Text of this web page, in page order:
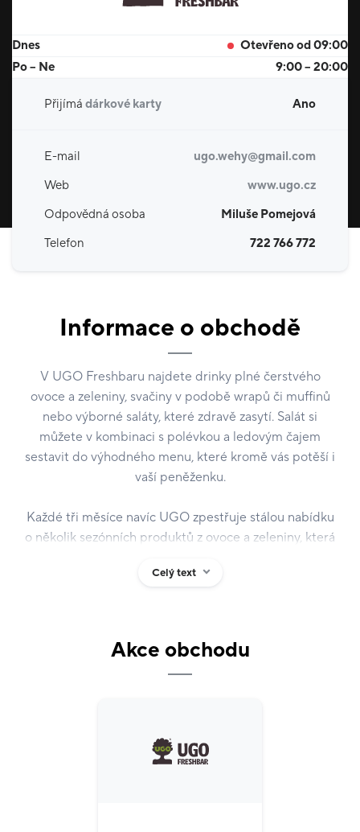
Dnes
Otevřeno od 09:00
Po – Ne
9:00 – 20:00
Přijímá dárkové karty Ano
E-mail
ugo.wehy@gmail.com
Web
www.ugo.cz
Odpovědná osoba
Miluše Pomejová
Telefon
722 766 772
Informace o obchodě
V UGO Freshbaru najdete drinky plné čerstvého
ovoce a zeleniny, svačiny v podobě wrapů či muffinů
nebo výborné saláty, které zdravě zasytí. Salát si
můžete v kombinaci s polévkou a ledovým čajem
sestavit do výhodného menu, které kromě vás potěší i
vaší peněženku.
Každé tři měsíce navíc UGO zpestřuje stálou nabídku
o několik sezónních produktů z ovoce a zeleniny, která
roku.
plní energie. Lehké osvěžení a nasycení nikdy nebylo
snazší!
Celý text
Akce obchodu